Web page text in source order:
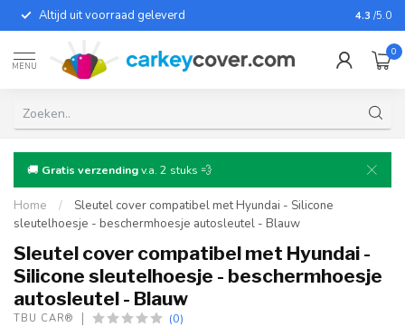
Altijd uit voorraad geleverd Voor
4.3 /5.0
MENU
0
🚚 Gratis verzendingv.a. 2 stuks 💨
Home /
Sleutel cover compatibel met Hyundai - Silicone
sleutelhoesje - beschermhoesje autosleutel - Blauw
Sleutel cover compatibel met Hyundai -
Silicone sleutelhoesje - beschermhoesje
autosleutel - Blauw
TBU CAR® (0)